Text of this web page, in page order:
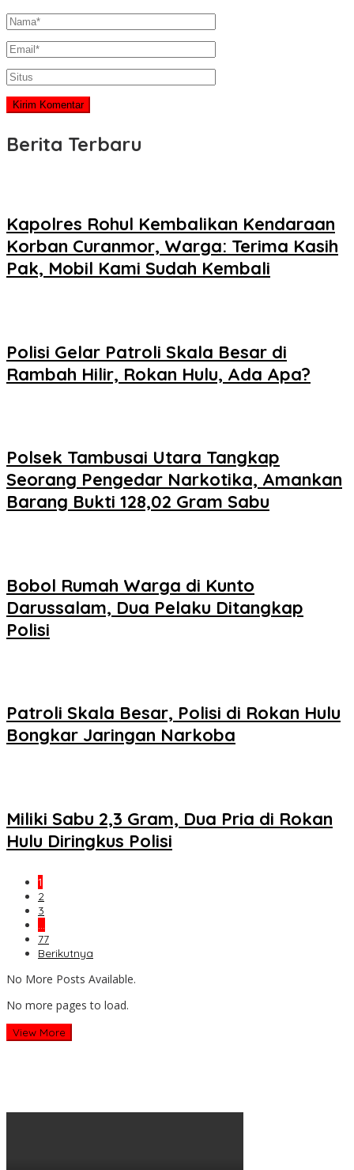
Berita Terbaru
Kapolres Rohul Kembalikan Kendaraan
Korban Curanmor, Warga: Terima Kasih
Pak, Mobil Kami Sudah Kembali
Polisi Gelar Patroli Skala Besar di
Rambah Hilir, Rokan Hulu, Ada Apa?
Polsek Tambusai Utara Tangkap
Seorang Pengedar Narkotika, Amankan
Barang Bukti 128,02 Gram Sabu
Bobol Rumah Warga di Kunto
Darussalam, Dua Pelaku Ditangkap
Polisi
Patroli Skala Besar, Polisi di Rokan Hulu
Bongkar Jaringan Narkoba
Miliki Sabu 2,3 Gram, Dua Pria di Rokan
Hulu Diringkus Polisi
1
2
3
…
77
Berikutnya
No More Posts Available.
No more pages to load.
View More